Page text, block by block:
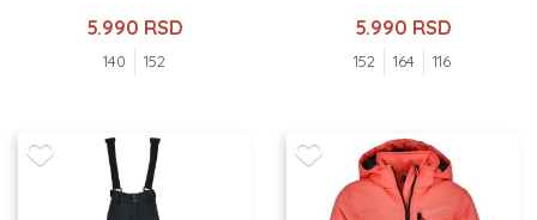
5.990 RSD
140 152
5.990 RSD
152 164 116